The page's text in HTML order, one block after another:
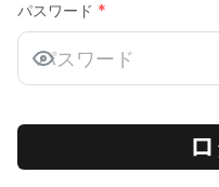
パスワード *